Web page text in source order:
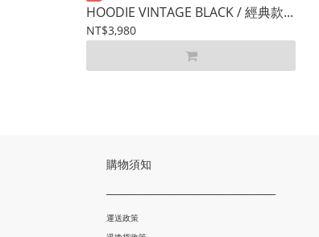
HOODIE VINTAGE BLACK / 經典款...
NT$3,980
購物須知
運送政策